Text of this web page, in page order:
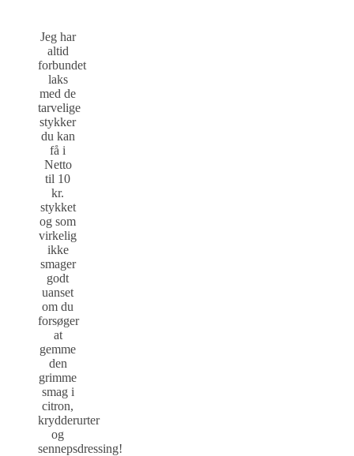
Jeg har
altid
forbundet
laks
med de
tarvelige
stykker
du kan
få i
Netto
til 10
kr.
stykket
og som
virkelig
ikke
smager
godt
uanset
om du
forsøger
at
gemme
den
grimme
smag i
citron,
krydderurter
og
sennepsdressing!